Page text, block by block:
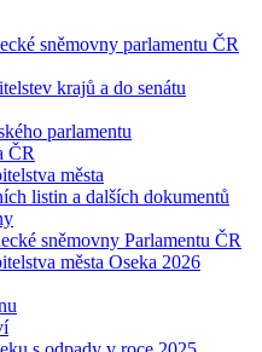
sněmovny parlamentu ČR
krajů a do senátu
parlamentu
ČR
města
listin a dalších dokumentů
sněmovny Parlamentu ČR
města Oseka 2026